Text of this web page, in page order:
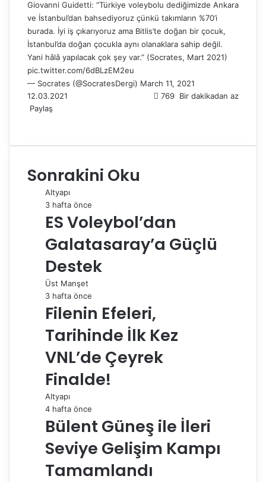
Giovanni Guidetti: “Türkiye voleybolu dediğimizde Ankara
ve İstanbul’dan bahsediyoruz çünkü takımların %70’i
burada. İyi iş çıkarıyoruz ama Bitlis’te doğan bir çocuk,
İstanbul’da doğan çocukla aynı olanaklara sahip değil.
Yani hâlâ yapılacak çok şey var.” (Socrates, Mart 2021)
pic.twitter.com/6dBLzEM2eu
— Socrates (@SocratesDergi) March 11, 2021
12.03.2021
769 Bir dakikadan az
Paylaş
c
b
o
n
e
d
m
r
n
e
r
d
i
t
a
s
A
p
p
l
g
r
a
m
P
s
t
a
i
l
p
y
l
a
ş
z
ı
r
Sonrakini Oku
Altyapı
3 hafta önce
ES Voleybol’dan
Galatasaray’a Güçlü
Destek
Üst Manşet
3 hafta önce
Filenin Efeleri,
Tarihinde İlk Kez
VNL’de Çeyrek
Finalde!
Altyapı
4 hafta önce
Bülent Güneş ile İleri
Seviye Gelişim Kampı
Tamamlandı